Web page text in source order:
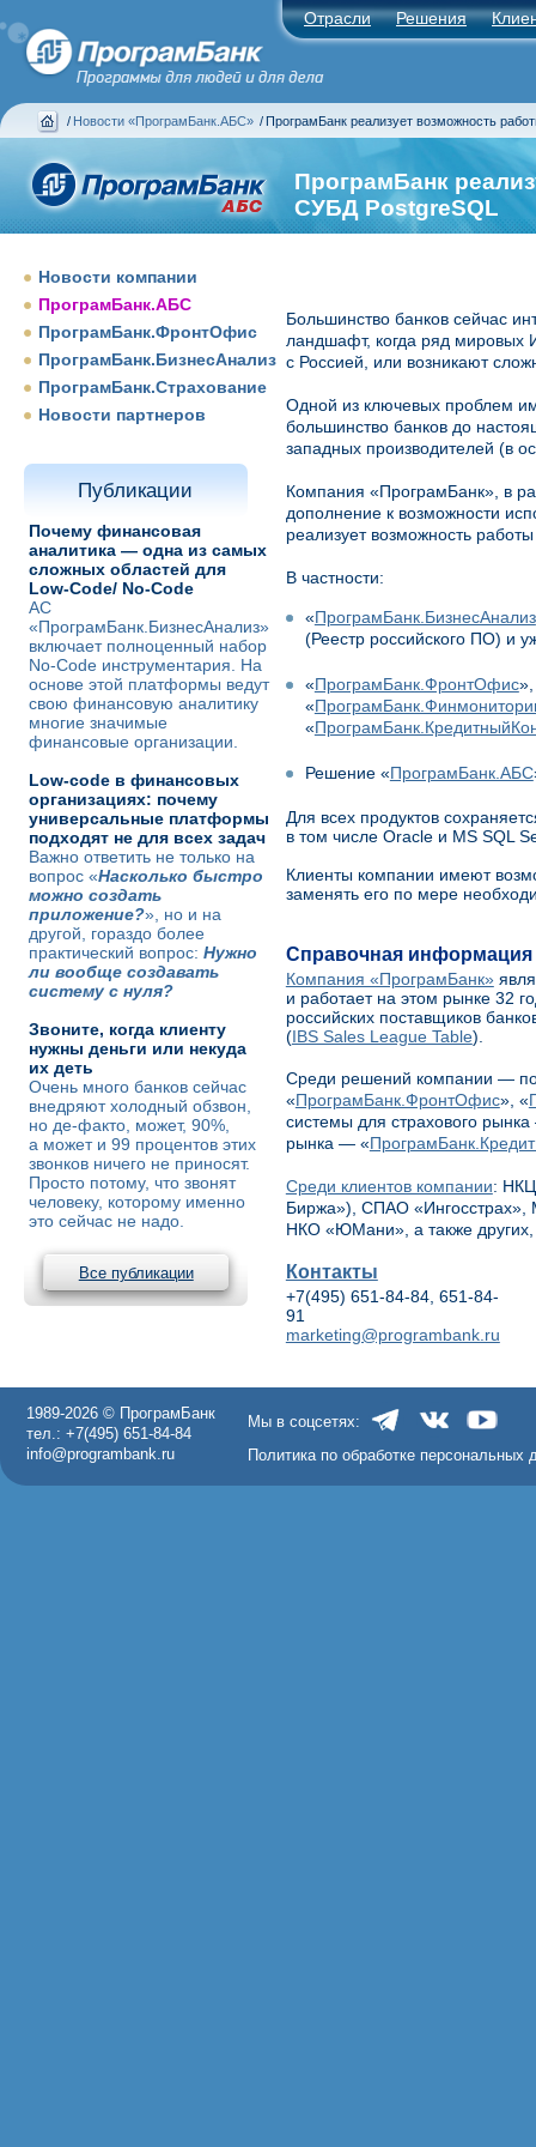
Отрасли Решения
/ Новости «ПрограмБанк.АБС» / ПрограмБанк реализует возможность
ПрограмБанк
СУБД PostgreSQL
Новости компании
ПрограмБанк.АБС
ПрограмБанк.ФронтОфис
ПрограмБанк.БизнесАнализ
ПрограмБанк.Страхование
Новости партнеров
Публикации
Почему финансовая
аналитика — одна из самых
сложных областей для
Low-Code/ No-Code
АС
«ПрограмБанк.БизнесАнализ»
включает полноценный набор
No-Code инструментария. На
основе этой платформы ведут
свою финансовую аналитику
многие значимые
финансовые организации.
Low-code в финансовых
организациях: почему
универсальные платформы
подходят не для всех задач
Важно ответить не только на
вопрос «Насколько быстро
можно создать
приложение?», но и на
другой, гораздо более
практический вопрос: Нужно
ли вообще создавать
систему с нуля?
Звоните, когда клиенту
нужны деньги или некуда
их деть
Очень много банков сейчас
внедряют холодный обзвон,
но де-факто, может, 90%,
а может и 99 процентов этих
звонков ничего не приносят.
Просто потому, что звонят
человеку, которому именно
это сейчас не надо.
Все публикации
Большинство банков сейчас
ландшафт, когда ряд мировых
с Россией, или возникают
Одной из ключевых проблем
большинство банков до
западных производителей (в
Компания «ПрограмБанк», в
дополнение к возможности
реализует возможность
В частности:
«ПрограмБанк.БизнесАнализ
(Реестр российского ПО) и
«ПрограмБанк.ФронтОфис
«
«
Решение «ПрограмБанк.АБС
Для всех продуктов
в том числе Oracle и MS SQL
Клиенты компании имеют
заменять его по мере
Справочная информация
Компания «ПрограмБанк»
и работает на этом рынке 32
российских поставщиков
(IBS Sales League Table).
Среди решений компании —
«ПрограмБанк.ФронтОфис», «
системы для страхового
рынка — «
Среди клиентов компании: НКЦ
Биржа»), СПАО «Ингосстрах»,
НКО «ЮМани», а также
Контакты
+7(495) 651-84-84, 651-84-
91
marketing@programbank.ru
1989-2026 © ПрограмБанк
тел.: +7(495) 651-84-84
info@programbank.ru
Мы в соцсетях:
Политика по обработке персональных